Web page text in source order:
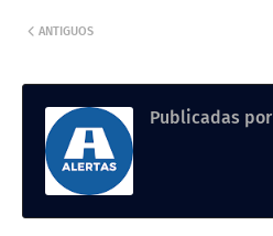
ANTIGUOS
Publicadas por